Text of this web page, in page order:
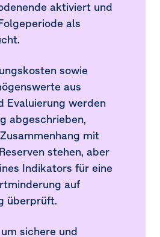
aktiviert und
als
sowie
aus
Evaluierung werden
abgeschrieben,
mit
stehen, aber
Indikators für eine
auf
überprüft.
sichere und